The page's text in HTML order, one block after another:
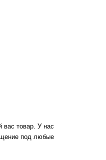
вас товар. У нас
под любые